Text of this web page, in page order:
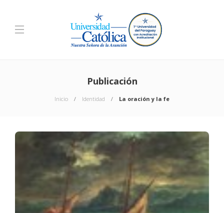
Publicación
Inicio Identidad La oración y la fe